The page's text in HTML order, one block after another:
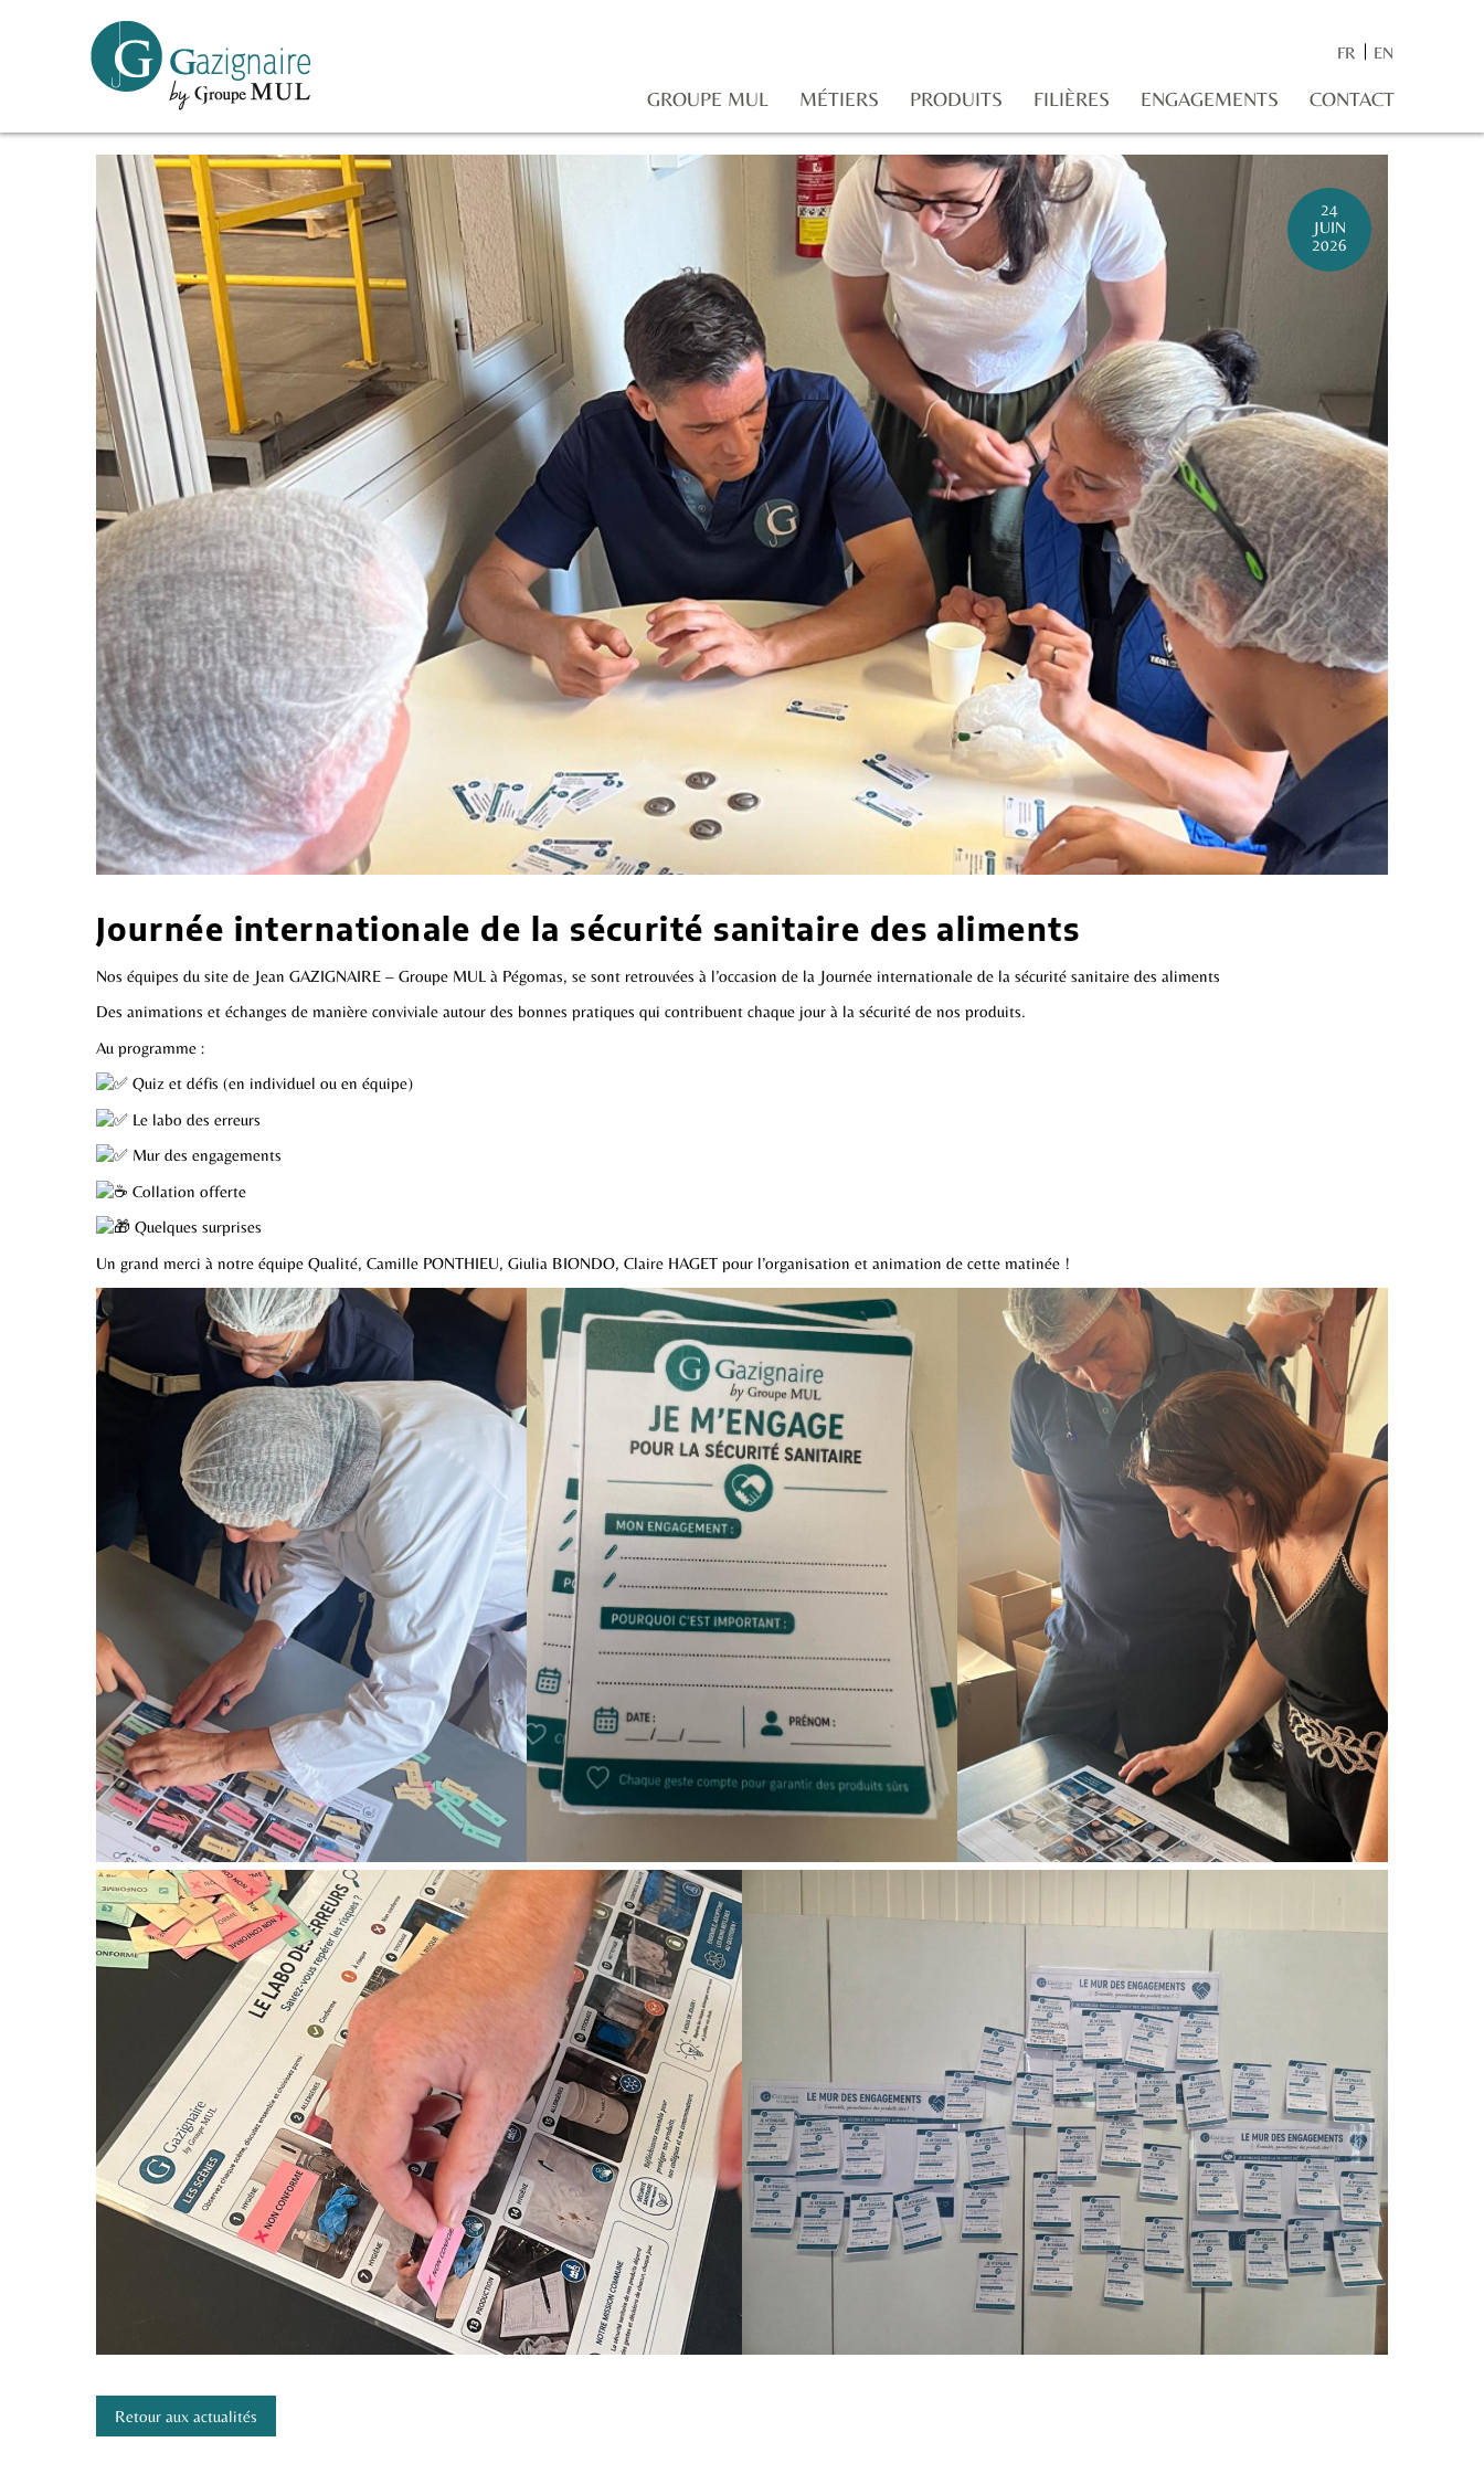
FR EN
GROUPE MUL MÉTIERS PRODUITS FILIÈRES ENGAGEMENTS CONTACT
24
JUIN
2026
Journée internationale de la sécurité sanitaire des aliments
Nos équipes du site de Jean GAZIGNAIRE – Groupe MUL à Pégomas, se sont retrouvées à l’occasion de la Journée internationale de la sécurité sanitaire des aliments
Des animations et échanges de manière conviviale autour des bonnes pratiques qui contribuent chaque jour à la sécurité de nos produits.
Au programme :
Quiz et défis (en individuel ou en équipe)
Le labo des erreurs
Mur des engagements
Collation offerte
Quelques surprises
Un grand merci à notre équipe Qualité, Camille PONTHIEU, Giulia BIONDO, Claire HAGET pour l’organisation et animation de cette matinée !
Retour aux actualités